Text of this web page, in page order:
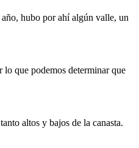
hubo por ahí algún valle, un
lo que podemos determinar que
altos y bajos de la canasta.